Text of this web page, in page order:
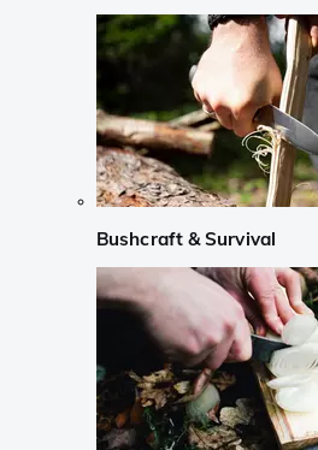
Bushcraft & Survival